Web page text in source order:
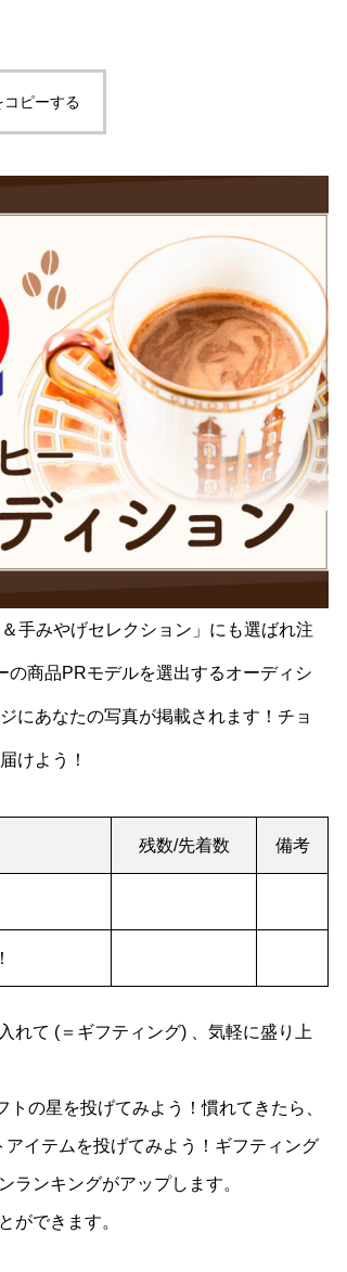
ピーする
手みやげセレクション」にも選ばれ注
の商品PRモデルを選出するオーディシ
にあなたの写真が掲載されます！チョ
けよう！
残数/先着数 備考
れて (＝ギフティング) 、気軽に盛り上
の星を投げてみよう！慣れてきたら、
イテムを投げてみよう！ギフティング
ランキングがアップします。
ができます。